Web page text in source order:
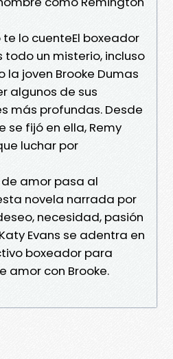
lo cuenteEl boxeador
todo un misterio, incluso
la joven Brooke Dumas
algunos de sus
más profundas. Desde
se fijó en ella, Remy
luchar por
amor pasa al
novela narrada por
necesidad, pasión
Evans se adentra en
boxeador para
amor con Brooke.